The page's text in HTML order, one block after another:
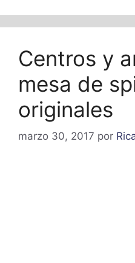
Centros y
mesa de
originales
marzo 30, 2017 por